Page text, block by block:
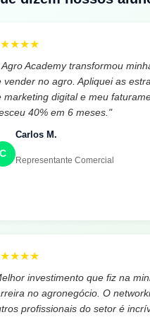
★★★★
Agro Academy transformou
vender no agro. Apliquei as
marketing digital e meu
40% em 6 meses."
C
Carlos M.
Representante Comercial
★★★★
investimento que fiz na
no agronegócio. O
profissionais do setor é